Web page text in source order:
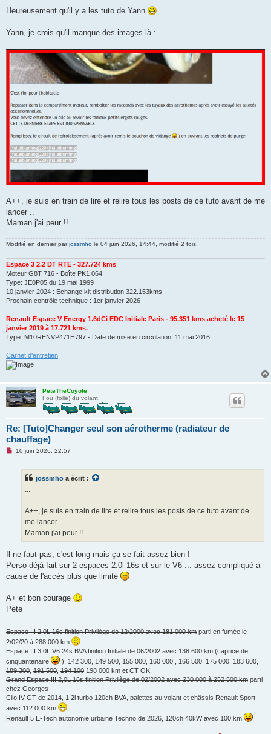
Heureusement qu'il y a les tuto de Yann
Yann, je crois qu'il manque des images là :
A++, je suis en train de lire et relire tous les posts de ce tuto avant de me
lancer ..
Maman j'ai peur !!
Modifié en dernier parjossmho le 04 juin 2026, 14:44, modifié 2 fois.
Espace 3 2.2 DT RTE - 327.724 kms
Moteur G8T 716 - Boîte PK1 064
Type: JE0P05 du 19 mai 1999
10 janvier 2024 : Echange kit distribution 322.153kms
Prochain contrôle technique : 1er janvier 2026
Renault Espace V Energy 1.6dCi EDC Initiale Paris - 95.351 kms acheté le 15
janvier 2019 à 17.721 kms.
Type: M10RENVP471H797 - Date de mise en circulation: 11 mai 2016
Carnet d'entretien
PeteTheCoyote
Fou (folle) du volant
Re: [Tuto]Changer seul son aérotherme (radiateur de
chauffage)
M
10 juin 2026, 22:57
jossmho a écrit :
A++, je suis en train de lire et relire tous les posts de ce tuto avant de
me lancer ..
Maman j'ai peur !!
Il ne faut pas, c'est long mais ça se fait assez bien !
Perso déjà fait sur 2 espaces 2.0l 16s et sur le V6 ... assez compliqué à
cause de l'accès plus que limité
A+ et bon courage
Pete
Espace III 2,0L 16s finition Privilège de 12/2000 avec 181 000 km parti en fumée le
2/02/20 à 288 000 km
Espace III 3,0L V6 24s BVA finition Initiale de 06/2002 avec 138 600 km (caprice de
cinquantenaire
), 142 300 149 500 155 000 160 000 166 500 175 000 183 600
189 300 191 500 194 100 198 000 km et CT OK,
Grand Espace III 2,0L 16s finition Privilège de 02/2002 avec 230 000 à 252 500 km parti
chez Georges
Clio IV GT de 2014, 1,2l turbo 120ch BVA, palettes au volant et châssis Renault Sport
avec 112 000 km
Renault 5 E-Tech autonomie urbaine Techno de 2026, 120ch 40kW avec 100 km